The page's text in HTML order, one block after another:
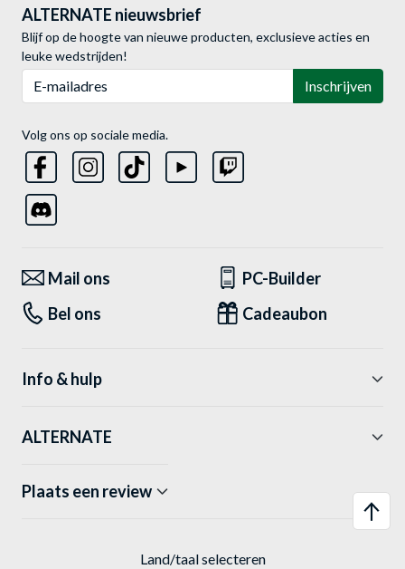
ALTERNATE nieuwsbrief
Blijf op de hoogte van nieuwe producten, exclusieve acties en
leuke wedstrijden!
Inschrijven
Volg ons op sociale media.
Mail ons
PC-Builder
Bel ons
Cadeaubon
Info & hulp
ALTERNATE
Plaats een review
Land/taal selecteren